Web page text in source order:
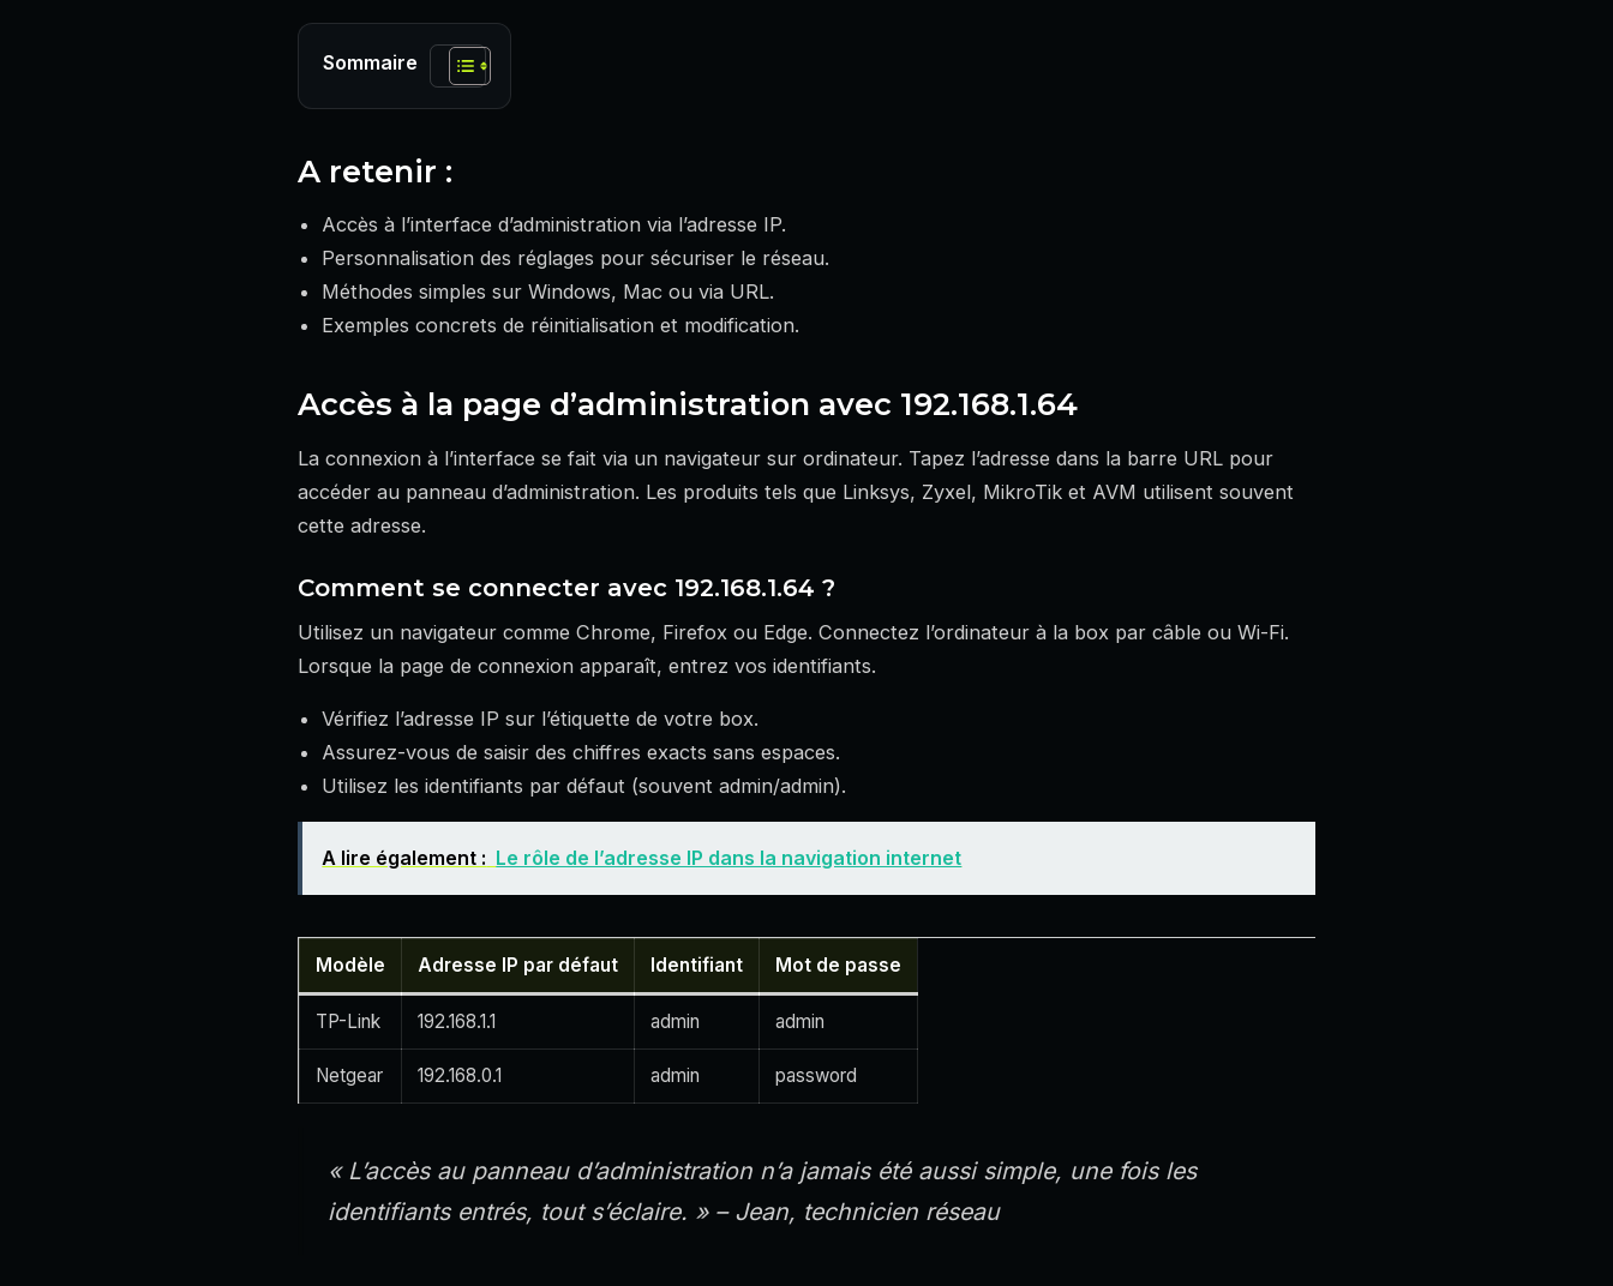
Sommaire
A retenir :
Accès à l’interface d’administration via l’adresse IP.
Personnalisation des réglages pour sécuriser le réseau.
Méthodes simples sur Windows, Mac ou via URL.
Exemples concrets de réinitialisation et modification.
Accès à la page d’administration avec 192.168.1.64
La connexion à l’interface se fait via un navigateur sur ordinateur. Tapez l’adresse dans la barre URL pour
accéder au panneau d’administration. Les produits tels que Linksys, Zyxel, MikroTik et AVM utilisent souvent
cette adresse.
Comment se connecter avec 192.168.1.64 ?
Utilisez un navigateur comme Chrome, Firefox ou Edge. Connectez l’ordinateur à la box par câble ou Wi-Fi.
Lorsque la page de connexion apparaît, entrez vos identifiants.
Vérifiez l’adresse IP sur l’étiquette de votre box.
Assurez-vous de saisir des chiffres exacts sans espaces.
Utilisez les identifiants par défaut (souvent admin/admin).
A lire également : Le rôle de l’adresse IP dans la navigation internet
Modèle Adresse IP par défaut Identifiant Mot de passe
TP-Link 192.168.1.1 admin admin
Netgear 192.168.0.1 admin password
« L’accès au panneau d’administration n’a jamais été aussi simple, une fois les
identifiants entrés, tout s’éclaire. » – Jean, technicien réseau